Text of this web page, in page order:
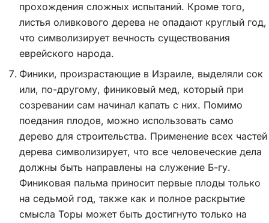
прохождения сложных испытаний. Кроме того,
листья оливкового дерева не опадают круглый год,
что символизирует вечность существования
еврейского народа.
Финики, произрастающие в Израиле, выделяли сок
или, по-другому, финиковый мед, который при
созревании сам начинал капать с них. Помимо
поедания плодов, можно использовать само
дерево для строительства. Применение всех частей
дерева символизирует, что все человеческие дела
должны быть направлены на служение Б-гу.
Финиковая пальма приносит первые плоды только
на седьмой год, также как и полное раскрытие
смысла Торы может быть достигнуто только на